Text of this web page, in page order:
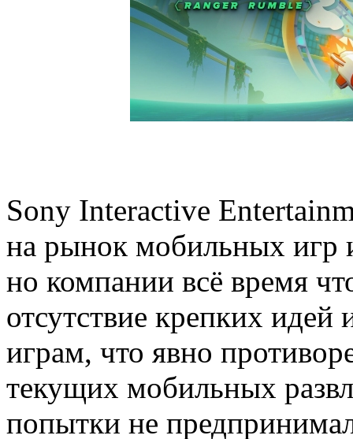
Sony Interactive
на рынок мобильных игр
но компании всё время
отсутствие крепких
играм, что явно
текущих мобильных
попытки не